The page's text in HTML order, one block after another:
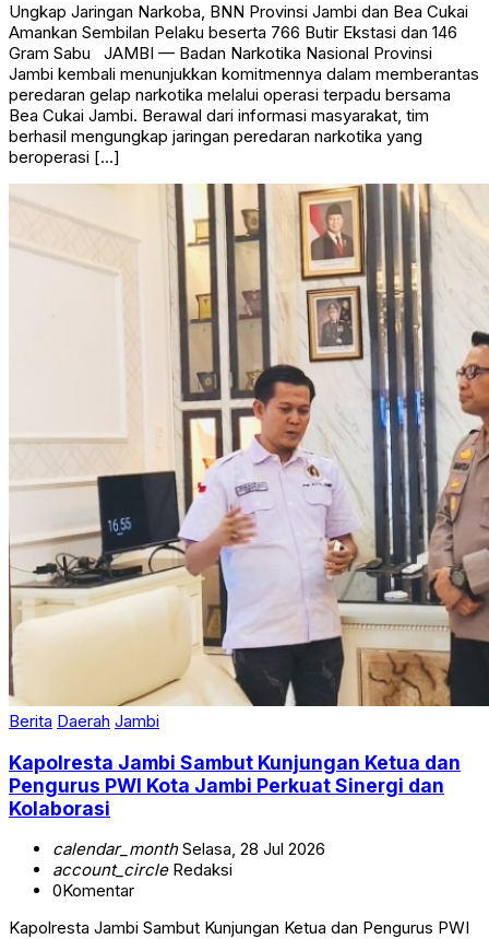
Ungkap Jaringan Narkoba, BNN Provinsi Jambi dan Bea Cukai
Amankan Sembilan Pelaku beserta 766 Butir Ekstasi dan 146
Gram Sabu JAMBI — Badan Narkotika Nasional Provinsi
Jambi kembali menunjukkan komitmennya dalam memberantas
peredaran gelap narkotika melalui operasi terpadu bersama
Bea Cukai Jambi. Berawal dari informasi masyarakat, tim
berhasil mengungkap jaringan peredaran narkotika yang
beroperasi […]
Berita Daerah Jambi
Kapolresta Jambi Sambut Kunjungan Ketua dan
Pengurus PWI Kota Jambi Perkuat Sinergi dan
Kolaborasi
calendar_monthSelasa, 28 Jul 2026
account_circleRedaksi
0Komentar
Kapolresta Jambi Sambut Kunjungan Ketua dan Pengurus PWI